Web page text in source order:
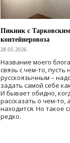
Пикник с
контейнеровоза
28.05.2026
Название моего
связь с чем-то, пусть
русскоязычным –
задать самой себе
И бывает обидно,
рассказать о чем-то,
находится. Но такое
редко.